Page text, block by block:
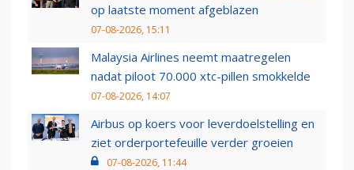
op laatste moment afgeblazen
07-08-2026, 15:11
Malaysia Airlines neemt maatregelen
nadat piloot 70.000 xtc-pillen smokkelde
07-08-2026, 14:07
Airbus op koers voor leverdoelstelling en
ziet orderportefeuille verder groeien
07-08-2026, 11:44